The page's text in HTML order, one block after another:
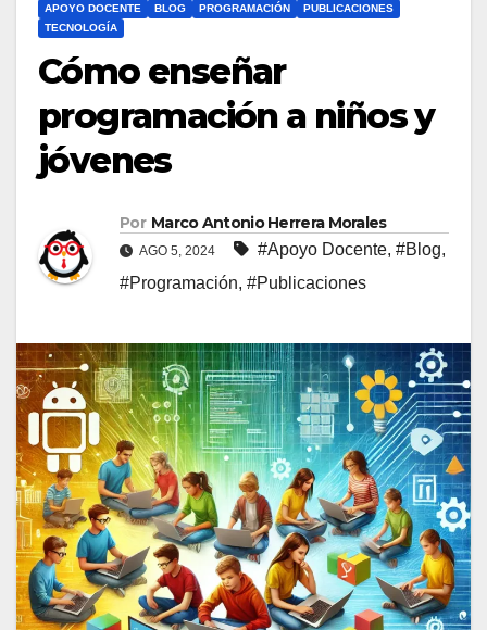
APOYO DOCENTE BLOG PROGRAMACIÓN
PUBLICACIONES
TECNOLOGÍA
Cómo enseñar
programación a niños y
jóvenes
Por Marco Antonio Herrera Morales
AGO 5, 2024 #Apoyo Docente, #Blog,
#Programación, #Publicaciones